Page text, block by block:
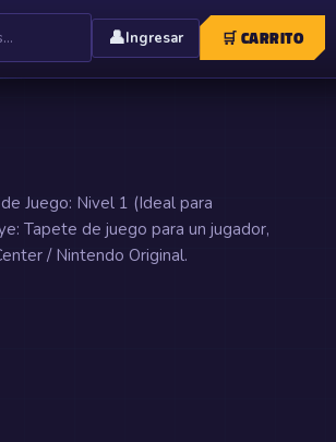
👤Ingresar 🛒CARRITO
Juego: Nivel 1 (Ideal para
Tapete de juego para un jugador,
/ Nintendo Original.